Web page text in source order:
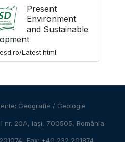
Present
Environment
and Sustainable
Latest.html
Geografie / Geologie
nr. 20A, Iași, 700505, România
Fax: +40 232 201874